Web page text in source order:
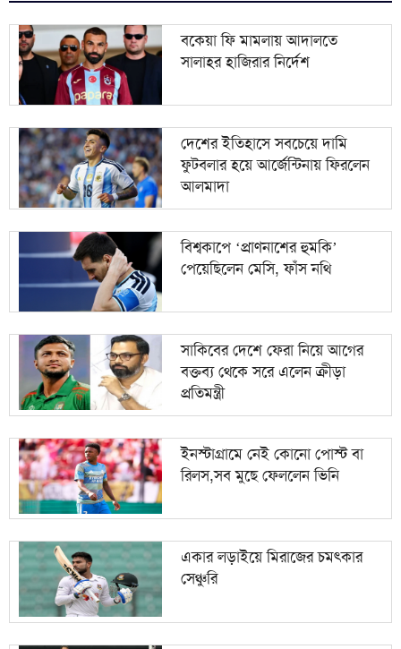
৯ বিশ্ববাজারে ফের বাড়ল জ্বালানি তেলের দাম
১০
টাইফুন ডলফিনের আঘাতে লণ্ডভণ্ড চীন, ভয়াবহ বন্যার
আশঙ্কা
বকেয়া ফি মামলায় আদালতে
সালাহর হাজিরার নির্দেশ
দেশের ইতিহাসে সবচেয়ে দামি
ফুটবলার হয়ে আর্জেন্টিনায় ফিরলেন
আলমাদা
বিশ্বকাপে ‘প্রাণনাশের হুমকি’
পেয়েছিলেন মেসি, ফাঁস নথি
সাকিবের দেশে ফেরা নিয়ে আগের
বক্তব্য থেকে সরে এলেন ক্রীড়া
প্রতিমন্ত্রী
ইনস্টাগ্রামে নেই কোনো পোস্ট বা
রিলস,সব মুছে ফেললেন ভিনি
একার লড়াইয়ে মিরাজের চমৎকার
সেঞ্চুরি